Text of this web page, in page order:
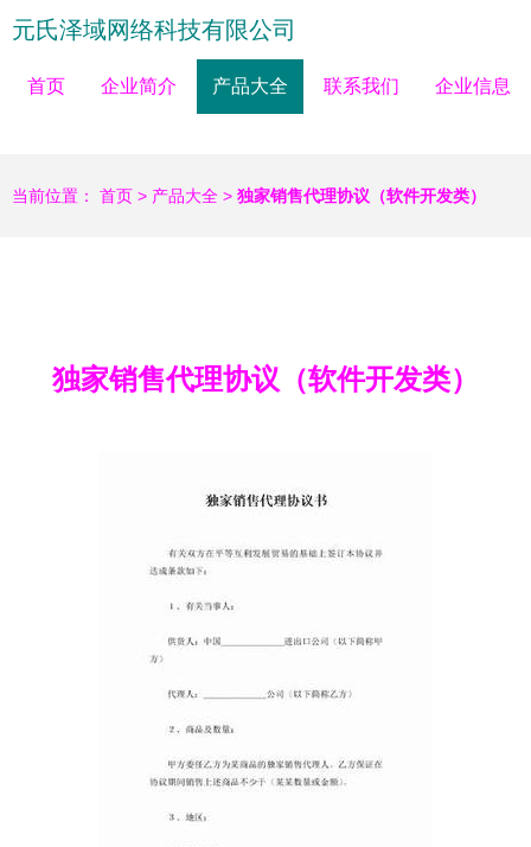
元氏泽域网络科技有限公司
首页 企业简介 产品大全 联系我们 企业信息
当前位置： 首页 > 产品大全 > 独家销售代理协议（软件开发类）
独家销售代理协议（软件开发类）